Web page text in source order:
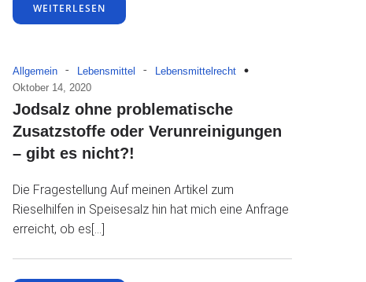
WEITERLESEN
Allgemein - Lebensmittel -
Lebensmittelrecht
Oktober 14, 2020
Jodsalz ohne problematische
Zusatzstoffe oder Verunreinigungen
– gibt es nicht?!
Die Fragestellung Auf meinen Artikel zum
Rieselhilfen in Speisesalz hin hat mich eine Anfrage
erreicht, ob es[…]